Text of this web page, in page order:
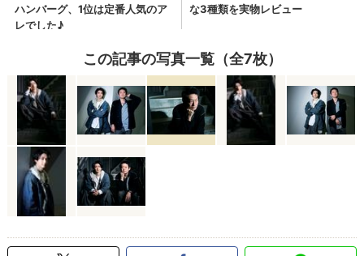
この記事の写真一覧（全7枚）